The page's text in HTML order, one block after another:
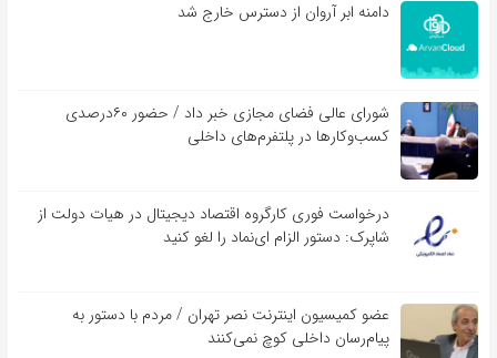
دامنه ابر آروان از دسترس خارج شد
شورای عالی فضای مجازی خبر داد / حضور ۶۰درصدی
کسب‌و‌کارها در پلتفرم‌های داخلی
درخواست فوری کارگروه اقتصاد دیجیتال در هیات دولت از
شاپرک: دستور الزام ای‌نماد را لغو کنید
عضو کمیسیون اینترنت نصر تهران / مردم با دستور به
پیام‌رسان داخلی کوچ نمی‌کنند